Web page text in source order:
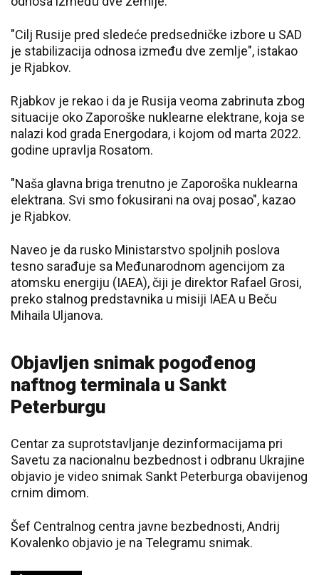
"Cilj Rusije pred sledeće predsedničke izbore u SAD
je stabilizacija odnosa između dve zemlje", istakao
je Rjabkov.
Rjabkov je rekao i da je Rusija veoma zabrinuta zbog
situacije oko Zaporoške nuklearne elektrane, koja se
nalazi kod grada Energodara, i kojom od marta 2022.
godine upravlja Rosatom.
"Naša glavna briga trenutno je Zaporoška nuklearna
elektrana. Svi smo fokusirani na ovaj posao", kazao
je Rjabkov.
Naveo je da rusko Ministarstvo spoljnih poslova
tesno sarađuje sa Međunarodnom agencijom za
atomsku energiju (IAEA), čiji je direktor Rafael Grosi,
preko stalnog predstavnika u misiji IAEA u Beču
Mihaila Uljanova.
Objavljen snimak pogođenog
naftnog terminala u Sankt
Peterburgu
Centar za suprotstavljanje dezinformacijama pri
Savetu za nacionalnu bezbednost i odbranu Ukrajine
objavio je video snimak Sankt Peterburga obavijenog
crnim dimom.
Šef Centralnog centra javne bezbednosti, Andrij
Kovalenko objavio je na Telegramu snimak.